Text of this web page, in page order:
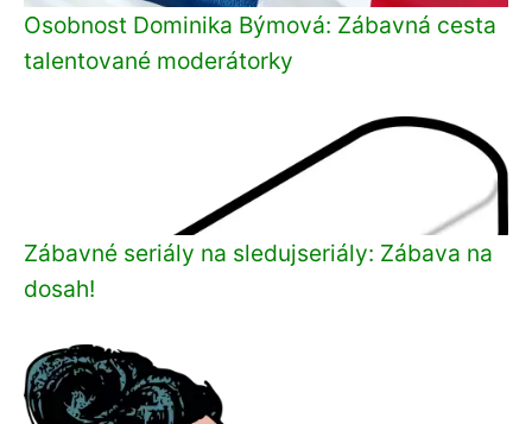
Osobnost Dominika Býmová: Zábavná cesta
talentované moderátorky
Zábavné seriály na sledujseriály: Zábava na
dosah!